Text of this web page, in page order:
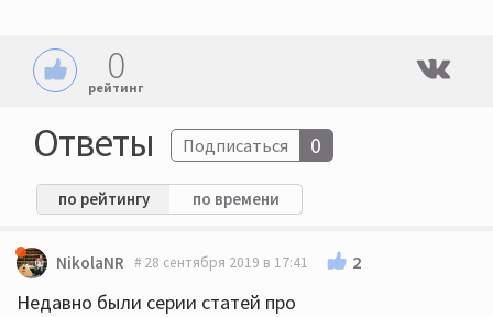
0
рейтинг
Ответы Подписаться 0
по рейтингу по времени
NikolaNR 28 сентября 2019 в 17:41 2
Недавно были серии статей про